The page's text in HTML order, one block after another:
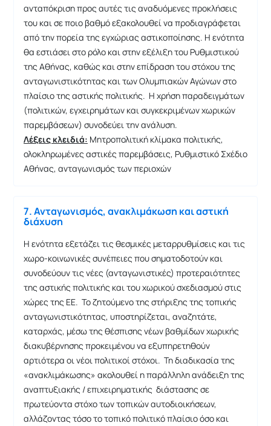
ανταπόκριση προς αυτές τις αναδυόμενες προκλήσεις
του και σε ποιο βαθμό εξακολουθεί να προδιαγράφεται
από την πορεία της εγχώριας αστικοποίησης. Η ενότητα
θα εστιάσει στο ρόλο και στην εξέλιξη του Ρυθμιστικού
της Αθήνας, καθώς και στην επίδραση του στόχου της
ανταγωνιστικότητας και των Ολυμπιακών Αγώνων στο
πλαίσιο της αστικής πολιτικής. Η χρήση παραδειγμάτων
(πολιτικών, εγχειρημάτων και συγκεκριμένων χωρικών
παρεμβάσεων) συνοδεύει την ανάλυση.
Λέξεις κλειδιά: Μητροπολιτική κλίμακα πολιτικής,
ολοκληρωμένες αστικές παρεμβάσεις, Ρυθμιστικό Σχέδιο
Αθήνας, ανταγωνισμός των περιοχών
7. Ανταγωνισμός, ανακλιμάκωση και αστική
διάχυση
Η ενότητα εξετάζει τις θεσμικές μεταρρυθμίσεις και τις
χωρο-κοινωνικές συνέπειες που σηματοδοτούν και
συνοδεύουν τις νέες (ανταγωνιστικές) προτεραιότητες
της αστικής πολιτικής και του χωρικού σχεδιασμού στις
χώρες της ΕΕ. Το ζητούμενο της στήριξης της τοπικής
ανταγωνιστικότητας, υποστηρίζεται, αναζητάτε,
καταρχάς, μέσω της θέσπισης νέων βαθμίδων χωρικής
διακυβέρνησης προκειμένου να εξυπηρετηθούν
αρτιότερα οι νέοι πολιτικοί στόχοι. Τη διαδικασία της
«ανακλιμάκωσης» ακολουθεί η παράλληλη ανάδειξη της
αναπτυξιακής / επιχειρηματικής διάστασης σε
πρωτεύοντα στόχο των τοπικών αυτοδιοικήσεων,
αλλάζοντας τόσο το τοπικό πολιτικό πλαίσιο όσο και